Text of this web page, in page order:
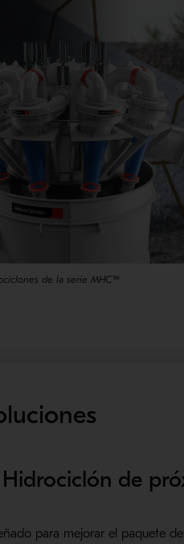
de la serie MHC™
Hidrociclón de
para mejorar el paquete